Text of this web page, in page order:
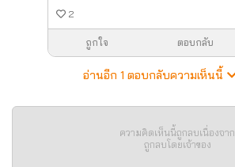
2
ถูกใจ ตอบกลับ
อ่านอีก 1 ตอบกลับความเห็นนี้
ความคิดเห็นนี้ถูกลบเนื่องจาก
ถูกลบโดยเจ้าของ